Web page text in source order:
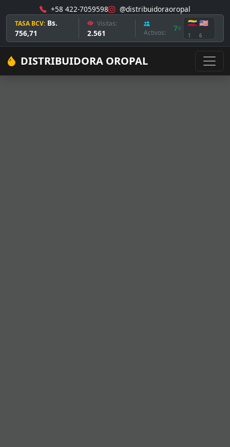
+58 422-7059598 @distribuidoraoropal
TASA BCV: Bs.
756,71
Visitas:
2.561 Activos: 7
🇻🇪
1
🇺🇸
6
DISTRIBUIDORA OROPAL